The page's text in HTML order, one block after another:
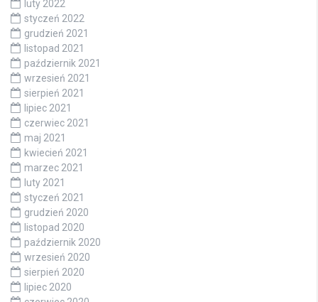
luty 2022
styczeń 2022
grudzień 2021
listopad 2021
październik 2021
wrzesień 2021
sierpień 2021
lipiec 2021
czerwiec 2021
maj 2021
kwiecień 2021
marzec 2021
luty 2021
styczeń 2021
grudzień 2020
listopad 2020
październik 2020
wrzesień 2020
sierpień 2020
lipiec 2020